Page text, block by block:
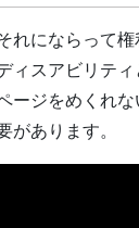
にならって
ィスアビリテ
ジをめくれ
があります。